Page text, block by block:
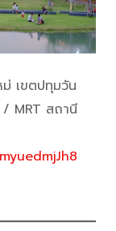
เขตปทุมวัน
MRT สถานี